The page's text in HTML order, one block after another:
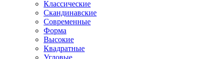
Классические
Скандинавские
Современные
Форма
Высокие
Квадратные
Угловые